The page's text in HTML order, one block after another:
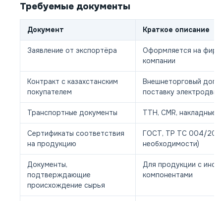
Требуемые документы
Документ Краткое описание
Заявление от экспортёра
Оформляется на
компании
Контракт с казахстанским
покупателем
Внешнеторговый
поставку
Транспортные документы ТТН, CMR, накладные
Сертификаты соответствия
на продукцию
ГОСТ, ТР ТС 004/
необходимости)
Документы,
подтверждающие
происхождение сырья
Для продукции с
компонентами